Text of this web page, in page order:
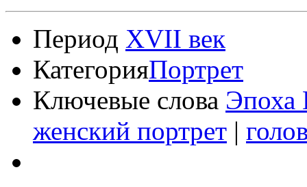
Период XVII век
КатегорияПортрет
Ключевые слова Эпоха
женский портрет |